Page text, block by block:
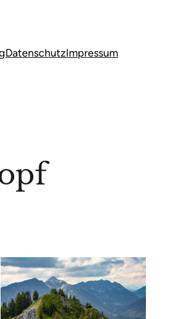
DatenschutzImpressum